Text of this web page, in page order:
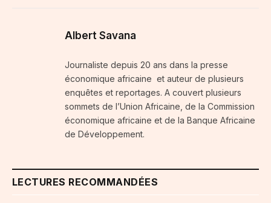
Albert Savana
Journaliste depuis 20 ans dans la presse
économique africaine et auteur de plusieurs
enquêtes et reportages. A couvert plusieurs
sommets de l’Union Africaine, de la Commission
économique africaine et de la Banque Africaine
de Développement.
LECTURES RECOMMANDÉES